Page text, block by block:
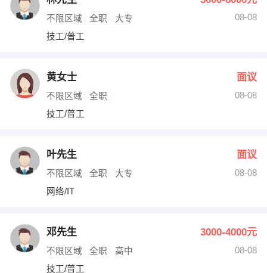
不限区域 全职 大专
08-08
技工/普工
黄女士 面议
不限区域 全职
08-08
技工/普工
叶先生 面议
不限区域 全职 大专
08-08
网络/IT
邓先生 3000-4000元
不限区域 全职 高中
08-08
技工/普工